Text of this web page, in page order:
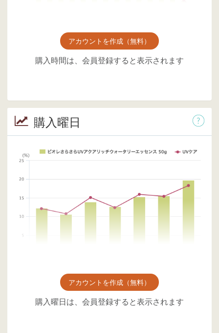
アカウントを作成（無料）
購入時間は、会員登録すると表示されます
購入曜日
アカウントを作成（無料）
購入曜日は、会員登録すると表示されます